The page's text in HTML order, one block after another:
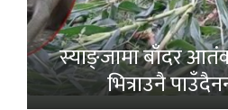
स्याङ्जामा बाँदर
भित्राउनै